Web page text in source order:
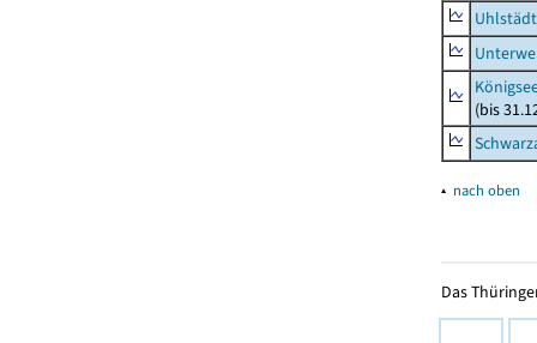
(bis
▴ nach oben
Das